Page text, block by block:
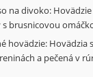
na divoko:
brusnicovou
hovädzie: Hovädzia
a pečená v